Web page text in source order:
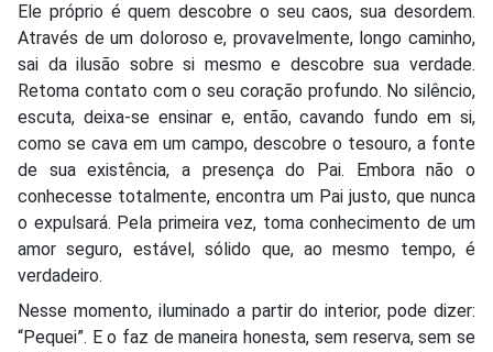
Ele próprio é quem descobre o seu caos, sua desordem.
Através de um doloroso e, provavelmente, longo caminho,
sai da ilusão sobre si mesmo e descobre sua verdade.
Retoma contato com o seu coração profundo. No silêncio,
escuta, deixa-se ensinar e, então, cavando fundo em si,
como se cava em um campo, descobre o tesouro, a fonte
de sua existência, a presença do Pai. Embora não o
conhecesse totalmente, encontra um Pai justo, que nunca
o expulsará. Pela primeira vez, toma conhecimento de um
amor seguro, estável, sólido que, ao mesmo tempo, é
verdadeiro.
Nesse momento, iluminado a partir do interior, pode dizer:
“Pequei”. E o faz de maneira honesta, sem reserva, sem se